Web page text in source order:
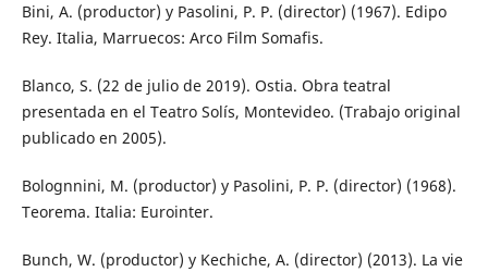
Bini, A. (productor) y Pasolini, P. P. (director) (1967). Edipo
Rey. Italia, Marruecos: Arco Film Somafis.
Blanco, S. (22 de julio de 2019). Ostia. Obra teatral
presentada en el Teatro Solís, Montevideo. (Trabajo original
publicado en 2005).
Bolognnini, M. (productor) y Pasolini, P. P. (director) (1968).
Teorema. Italia: Eurointer.
Bunch, W. (productor) y Kechiche, A. (director) (2013). La vie